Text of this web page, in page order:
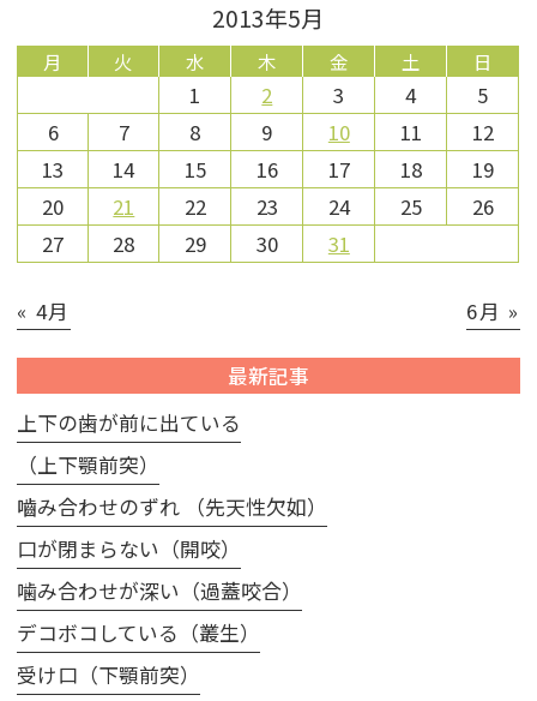
2013年5月
月 火 水 木 金 土 日
1 2 3 4
5
6
7 8 9 10 11
12
13
14 15 16 17 18
19
20
21 22 23 24 25
26
27
28 29 30 31
« 4月 6月 »
最新記事
上下の歯が前に出ている
（上下顎前突）
嚙み合わせのずれ （先天性欠如）
口が閉まらない（開咬）
噛み合わせが深い（過蓋咬合）
デコボコしている（叢生）
受け口（下顎前突）